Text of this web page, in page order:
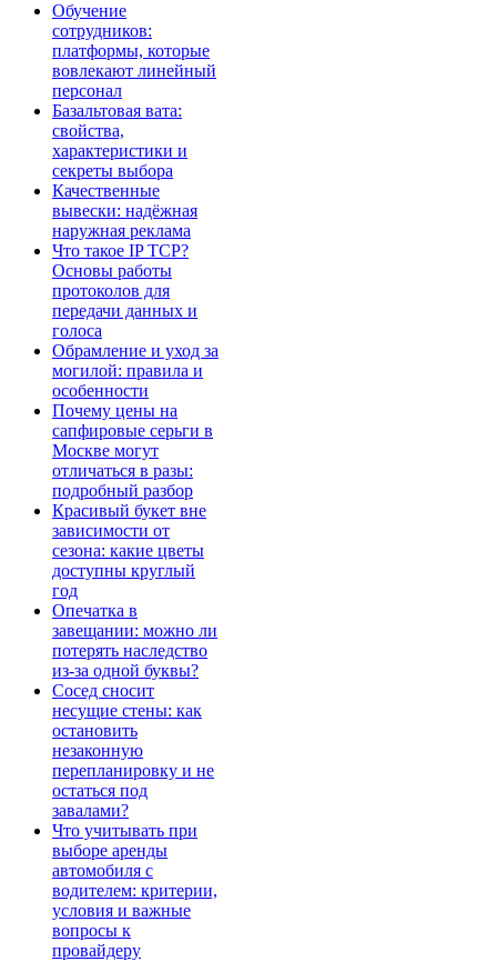
Обучение
сотрудников:
платформы, которые
вовлекают линейный
персонал
Базальтовая вата:
свойства,
характеристики и
секреты выбора
Качественные
вывески: надёжная
наружная реклама
Что такое IP TCP?
Основы работы
протоколов для
передачи данных и
голоса
Обрамление и уход за
могилой: правила и
особенности
Почему цены на
сапфировые серьги в
Москве могут
отличаться в разы:
подробный разбор
Красивый букет вне
зависимости от
сезона: какие цветы
доступны круглый
год
Опечатка в
завещании: можно ли
потерять наследство
из-за одной буквы?
Сосед сносит
несущие стены: как
остановить
незаконную
перепланировку и не
остаться под
завалами?
Что учитывать при
выборе аренды
автомобиля с
водителем: критерии,
условия и важные
вопросы к
провайдеру